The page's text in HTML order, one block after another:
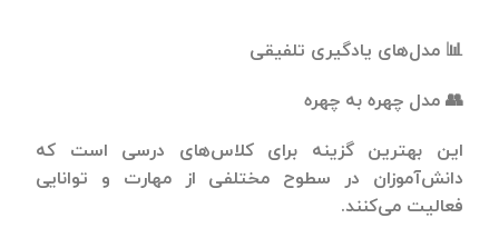
📊 مدل‌های یادگیری تلفیقی
👥 مدل چهره به چهره
این بهترین گزینه برای کلاس‌های درسی است که
دانش‌آموزان در سطوح مختلفی از مهارت و توانایی
فعالیت می‌کنند.